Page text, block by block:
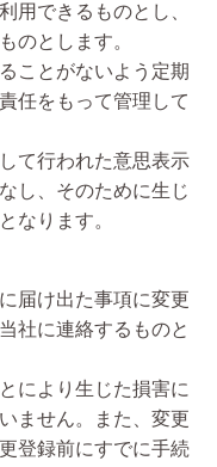
用できるものとし、
のとします。
ことがないよう定期
任をもって管理して
て行われた意思表示
し、そのために生じ
なります。
届け出た事項に変更
社に連絡するものと
により生じた損害に
ません。また、変更
登録前にすでに手続